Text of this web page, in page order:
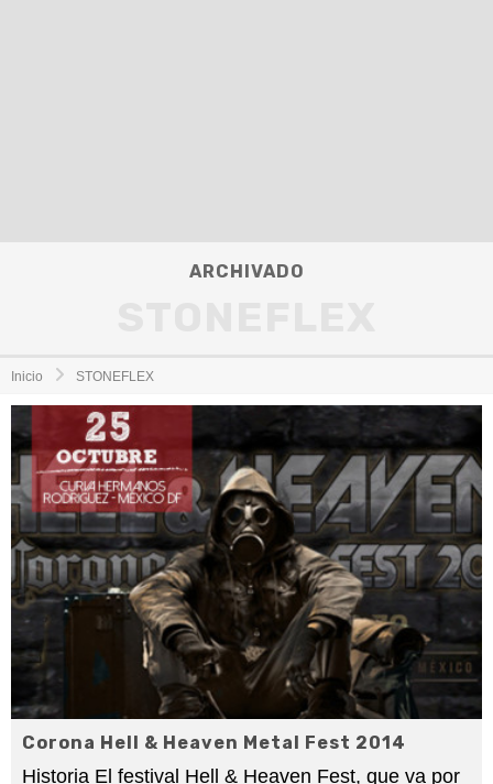
ARCHIVADO
Inicio STONEFLEX
Corona Hell & Heaven Metal Fest 2014
Historia El festival Hell & Heaven Fest, que va por